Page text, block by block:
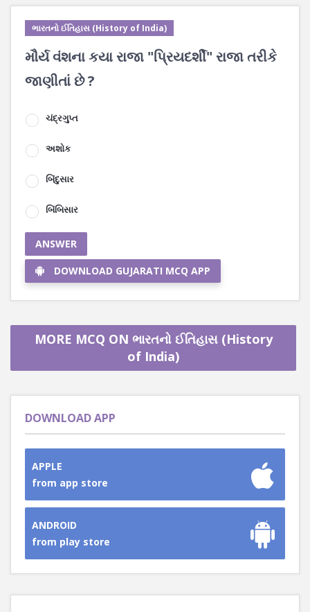
ભારતનો ઈતિહાસ (History of India)
મૌર્ય વંશના કયા રાજા "પ્રિયદર્શી" રાજા તરીકે
જાણીતાં છે ?
ચંદ્રગુપ્ત
અશોક
બિંદુસાર
બિંબિસાર
ANSWER
DOWNLOAD GUJARATI MCQ APP
MORE MCQ ON ભારતનો ઈતિહાસ (History
of India)
DOWNLOAD APP
APPLE
from app store
ANDROID
from play store